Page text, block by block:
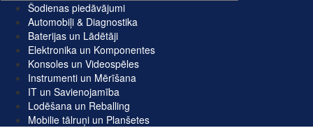
Šodienas piedāvājumi
Automobiļi & Diagnostika
Baterijas un Lādētāji
Elektronika un Komponentes
Konsoles un Videospēles
Instrumenti un Mērīšana
IT un Savienojamība
Lodēšana un Reballing
Mobilie tālruņi un Planšetes